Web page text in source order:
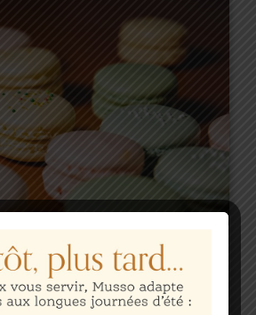
vestibulum blandit. Donec sed